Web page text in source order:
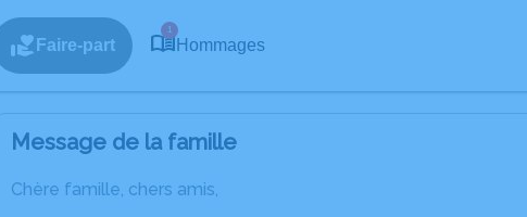
Faire-part
1
Hommages
Message de la famille
Chère famille, chers amis,